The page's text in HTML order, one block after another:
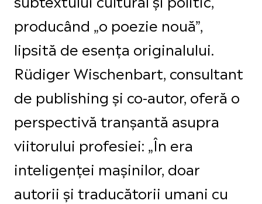
producând „o poezie nouă”,
lipsită de esența originalului.
Rüdiger Wischenbart, consultant
de publishing și co-autor, oferă o
perspectivă tranșantă asupra
viitorului profesiei: „În era
inteligenței mașinilor, doar
autorii și traducătorii umani cu